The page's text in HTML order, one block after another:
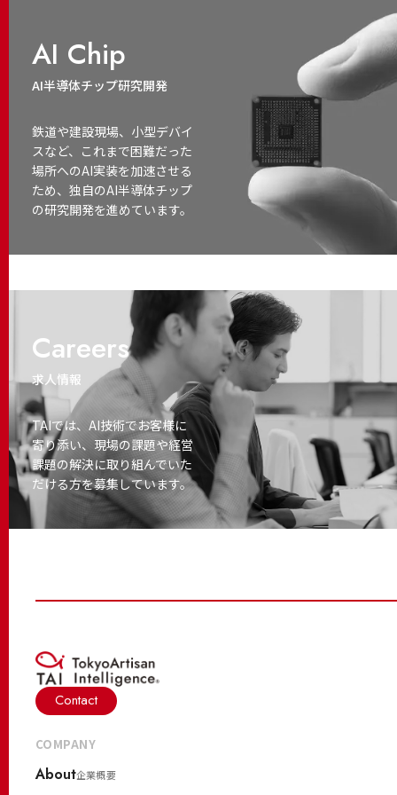
AI Chip
AI半導体チップ研究開発
鉄道や建設現場、小型デバイ
スなど、これまで困難だった
場所へのAI実装を加速させる
ため、独自のAI半導体チップ
の研究開発を進めています。
Careers
求人情報
TAIでは、AI技術でお客様に
寄り添い、 現場の課題や経営
課題の解決に取り組んでいた
だける方を募集しています。
Contact
COMPANY
About企業概要